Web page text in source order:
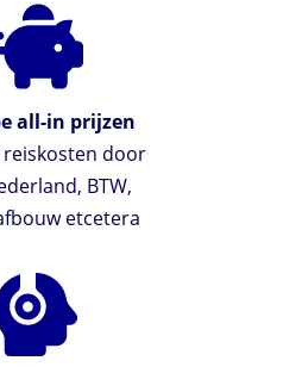
all-in prijzen
reiskosten door
BTW,
etcetera